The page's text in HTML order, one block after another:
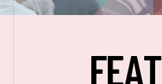
FEAT